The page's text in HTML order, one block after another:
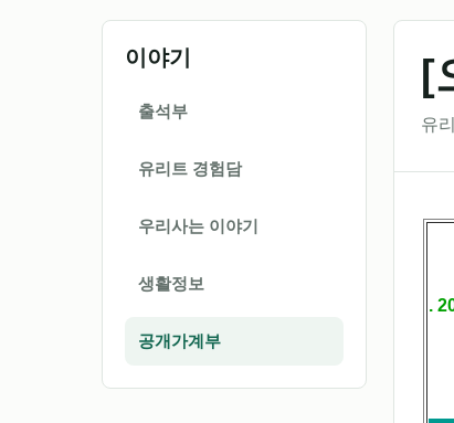
이야기
출석부
유리트 경험담
우리사는 이야기
생활정보
공개가계부
[
유
.